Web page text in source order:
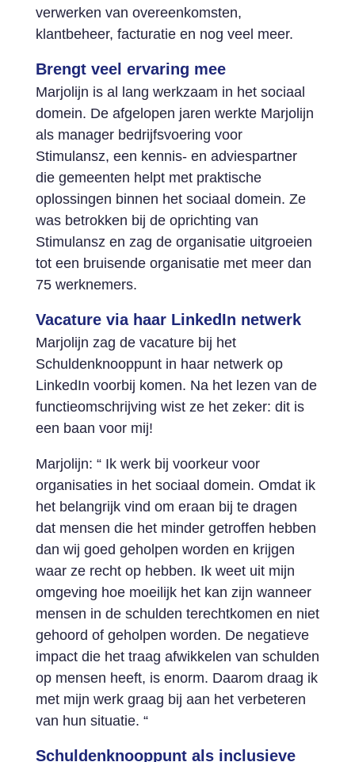
verwerken van overeenkomsten,
klantbeheer, facturatie en nog veel meer.
Brengt veel ervaring mee
Marjolijn is al lang werkzaam in het sociaal
domein. De afgelopen jaren werkte Marjolijn
als manager bedrijfsvoering voor
Stimulansz, een kennis- en adviespartner
die gemeenten helpt met praktische
oplossingen binnen het sociaal domein. Ze
was betrokken bij de oprichting van
Stimulansz en zag de organisatie uitgroeien
tot een bruisende organisatie met meer dan
75 werknemers.
Vacature via haar LinkedIn netwerk
Marjolijn zag de vacature bij het
Schuldenknooppunt in haar netwerk op
LinkedIn voorbij komen. Na het lezen van de
functieomschrijving wist ze het zeker: dit is
een baan voor mij!
Marjolijn: “ Ik werk bij voorkeur voor
organisaties in het sociaal domein. Omdat ik
het belangrijk vind om eraan bij te dragen
dat mensen die het minder getroffen hebben
dan wij goed geholpen worden en krijgen
waar ze recht op hebben. Ik weet uit mijn
omgeving hoe moeilijk het kan zijn wanneer
mensen in de schulden terechtkomen en niet
gehoord of geholpen worden. De negatieve
impact die het traag afwikkelen van schulden
op mensen heeft, is enorm. Daarom draag ik
met mijn werk graag bij aan het verbeteren
van hun situatie. “
Schuldenknooppunt als inclusieve